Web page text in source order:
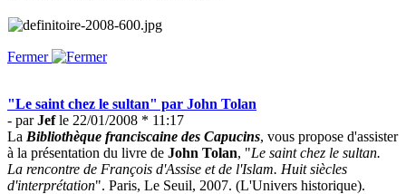
Fermer
"Le saint chez le sultan" par John Tolan
- parJefle 22/01/2008 * 11:17
La Bibliothèque franciscaine des Capucins, vous propose d'assister
à la présentation du livre de John Tolan, "Le saint chez le sultan.
La rencontre de François d'Assise et de l'Islam. Huit siècles
d'interprétation". Paris, Le Seuil, 2007. (L'Univers historique).